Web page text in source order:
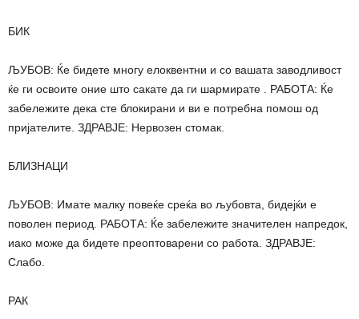
БИК
ЉУБОВ: Ќе бидете многу елоквентни и со вашата заводливост
ќе ги освоите оние што сакате да ги шармирате . РАБОТА: Ќе
забележите дека сте блокирани и ви е потребна помош од
пријателите. ЗДРАВЈЕ: Нервозен стомак.
БЛИЗНАЦИ
ЉУБОВ: Имате малку повеќе среќа во љубовта, бидејќи е
поволен период. РАБОТА: Ќе забележите значителен напредок,
иако може да бидете преоптоварени со работа. ЗДРАВЈЕ:
Слабо.
РАК